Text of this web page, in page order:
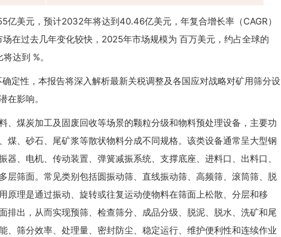
美元，预计2032年将达到40.46亿美元，年复合增长率（CAGR）
在过去几年变化较快，2025年市场规模为 百万美元，约占全球的
达到 %。
定性，本报告将深入解析最新关税调整及各国应对战略对矿用筛分设
在影响。
、煤炭加工及固废回收等场景的颗粒分级和物料预处理设备，主要功
煤、砂石、尾矿浆等散状物料分成不同规格。该类设备通常呈大型钢
、电机、传动装置、弹簧减振系统、支撑底座、进料口、出料口、
层筛面。常见类别包括圆振动筛、直线振动筛、高频筛、滚筒筛、脱
原理是通过振动、旋转或往复运动使物料在筛面上松散、分层和移
排出，从而实现预筛、检查筛分、成品分级、脱泥、脱水、洗矿和尾
、筛分效率、处理量、密封防尘、稳定运行、维护便利性和连续作业